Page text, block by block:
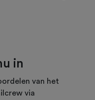
in
van het
via